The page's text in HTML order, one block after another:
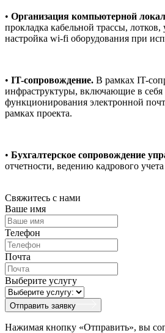
• Организация компьютерной
прокладка кабельной трассы,
настройка wi-fi оборудования при
• IT-сопровождение. В рамках IT-
инфраструктуры, включающие в себя
функционирования электронной
рамках проекта.
• Бухгалтерское сопровождение
отчетности, ведению кадрового
Свяжитесь с нами
Ваше имя
Телефон
Почта
Выберите услугу
Отправить заявку
Нажимая кнопку «Отправить», вы